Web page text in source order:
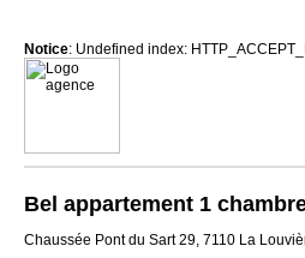
Notice: Undefined index:
Bel appartement 1
Chaussée Pont du Sart 29, 7110 La